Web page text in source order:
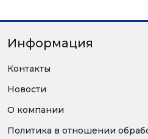
Информация
Контакты
Новости
О компании
Политика в отношении